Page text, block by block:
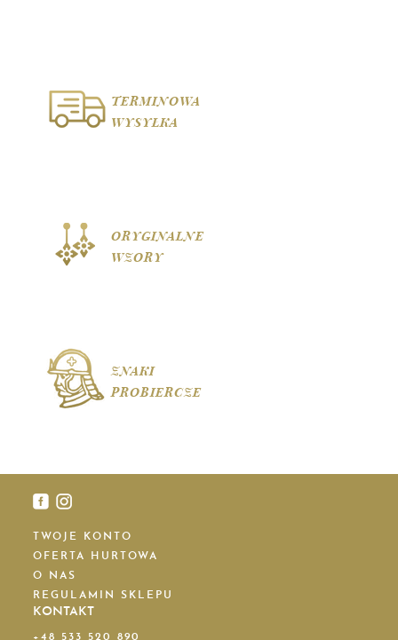
TERMINOWA
WYSYŁKA
ORYGINALNE
WZORY
ZNAKI
PROBIERCZE
TWOJE KONTO
OFERTA HURTOWA
O NAS
REGULAMIN SKLEPU
KONTAKT
+48 533 520 890